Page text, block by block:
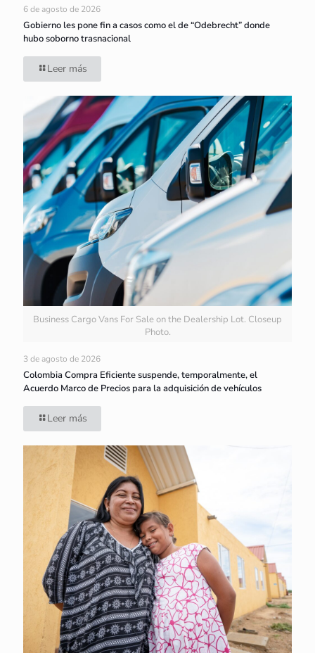
6 de agosto de 2026
Gobierno les pone fin a casos como el de “Odebrecht” donde
hubo soborno trasnacional
Leer más
Business Cargo Vans For Sale on the Dealership Lot. Closeup
Photo.
3 de agosto de 2026
Colombia Compra Eficiente suspende, temporalmente, el
Acuerdo Marco de Precios para la adquisición de vehículos
Leer más